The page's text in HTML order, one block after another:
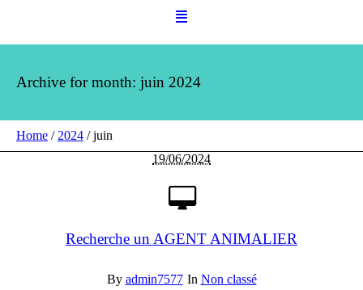
Archive for month: juin 2024
Home / 2024 /juin
19/06/2024
Recherche un AGENT ANIMALIER
By admin7577 In Non classé